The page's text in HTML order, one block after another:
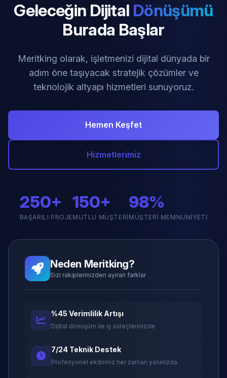
Geleceğin Dijital Dönüşümü
Burada Başlar
Meritking olarak, işletmenizi dijital dünyada bir
adım öne taşıyacak stratejik çözümler ve
teknolojik altyapı hizmetleri sunuyoruz.
Hemen Keşfet
Hizmetlerimiz
250+
BAŞARILI PROJE
150+
MUTLU MÜŞTERI
98%
MÜŞTERI MEMNUNIYETI
Neden Meritking?
Sizi rakiplerinizden ayıran farklar
%45 Verimlilik Artışı
Dijital dönüşüm ile iş süreçlerinizde
7/24 Teknik Destek
Profesyonel ekibimiz her zaman yanınızda